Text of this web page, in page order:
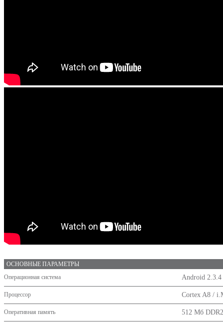
ОСНОВНЫЕ ПАРАМЕТРЫ
Операционная система
Android 2.3.4
Процессор Cortex A8 /
Оперативная память 512 Мб DDR2